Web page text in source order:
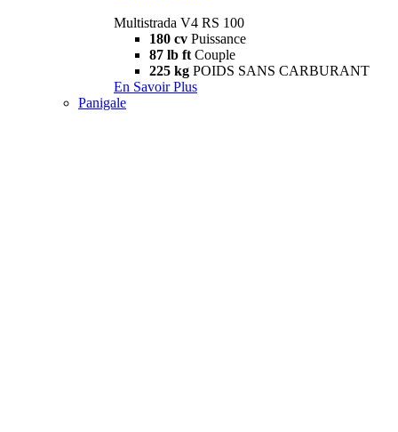
Multistrada V4 RS 100
180 cv Puissance
87 lb ft Couple
225 kg POIDS SANS CARBURANT
En Savoir Plus
Panigale